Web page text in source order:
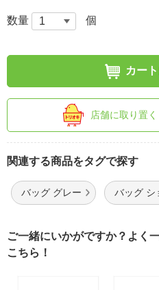
数量 個
カー
店舗に取り置く
関連する商品をタグで探す
バッグ グレー バッグ シ
ご一緒にいかがですか？よく
こちら！